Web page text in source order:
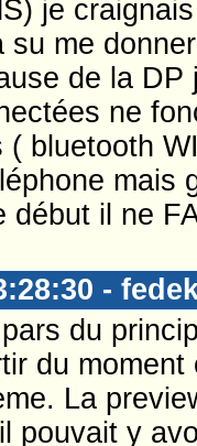
je
su me
de la
ne
( bluetooth
mais
début il ne
-
du
du
La
pouvait y